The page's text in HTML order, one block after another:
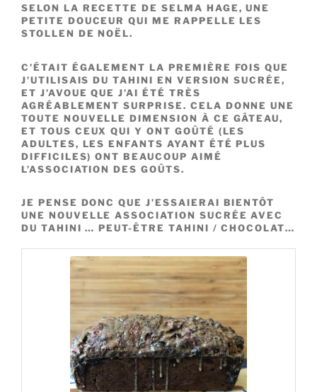
SELON LA RECETTE DE SELMA HAGE, UNE
PETITE DOUCEUR QUI ME RAPPELLE LES
STOLLEN DE NOËL.
C’ÉTAIT ÉGALEMENT LA PREMIÈRE FOIS QUE
J’UTILISAIS DU TAHINI EN VERSION SUCRÉE,
ET J’AVOUE QUE J’AI ÉTÉ TRÈS
AGRÉABLEMENT SURPRISE. CELA DONNE UNE
TOUTE NOUVELLE DIMENSION À CE GÂTEAU,
ET TOUS CEUX QUI Y ONT GOÛTÉ (LES
ADULTES, LES ENFANTS AYANT ÉTÉ PLUS
DIFFICILES) ONT BEAUCOUP AIMÉ
L’ASSOCIATION DES GOÛTS.
JE PENSE DONC QUE J’ESSAIERAI BIENTÔT
UNE NOUVELLE ASSOCIATION SUCRÉE AVEC
DU TAHINI … PEUT-ÊTRE TAHINI / CHOCOLAT…